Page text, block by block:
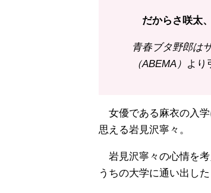
だからさ咲太
青春ブタ野郎は
（ABEMA） より
女優である麻衣の入学
思える岩見沢寧々。
岩見沢寧々の心情を考
うちの大学に通い出し